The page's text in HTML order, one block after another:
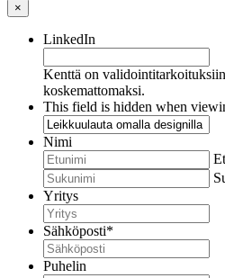
×
LinkedIn
Kenttä on
koskemattomaksi.
This field is hidden when
Nimi
Yritys
Sähköposti*
Puhelin